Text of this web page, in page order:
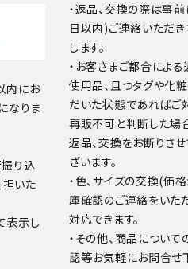
内にお
なりま
振り込
いた
表示し
・返品、交換の際は事
日以内)ご連絡いただ
します。
・お客さまご都合によ
使用品、且つタグや化
だいた状態であればご
再販不可と判断した場
返品、交換をお断りさ
ざいます。
・色、サイズの交換(価
庫確認のご連絡をいた
対応できます。
・その他、商品につい
認等お気軽にお問合せ